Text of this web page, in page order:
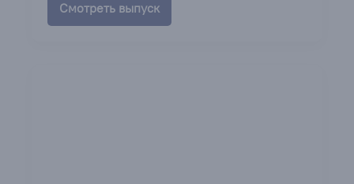
Смотреть выпуск